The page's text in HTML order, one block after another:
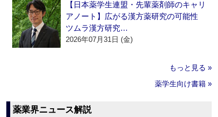
【日本薬学生連盟・先輩薬剤師のキャリ
アノート】広がる漢方薬研究の可能性
ツムラ漢方研究…
2026年07月31日 (金)
もっと見る »
薬学生向け書籍 »
薬業界ニュース解説